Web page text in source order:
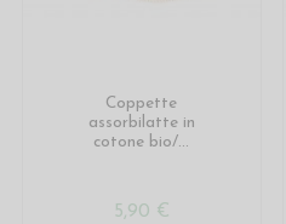
Coppette
assorbilatte in
cotone bio/...
5,90 €